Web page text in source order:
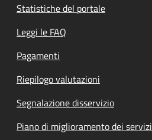
Statistiche del portale
Leggi le FAQ
Pagamenti
Riepilogo valutazioni
Segnalazione disservizio
Piano di miglioramento dei servizi